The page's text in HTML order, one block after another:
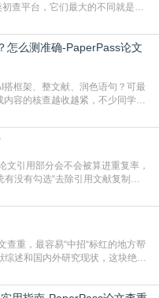
查平台，它们最大的不同就是数
绝对主流。本科用PMLC，含大学
TMLC，含学术论文联合比对
怎么测准确-PaperPass论文
框架、整文献、润色语句？可最
容的核查越收越紧，不少同学投
来人交稿前必做的一步。为什么
还有不少人觉得，我就用AI搭了个
没有勾选“去除引用文献复制
文一一对应，著录项符合GB/T
，标点用半角）；查重系统识别
述和国内外研究现状，这块绝对
材或别人写好的综述段落，系统